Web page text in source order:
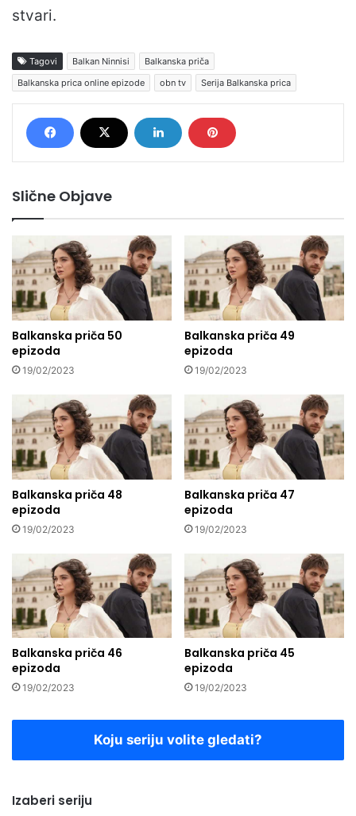
stvari.
Tagovi Balkan Ninnisi
Balkanska priča
Balkanska prica online epizode
obn tv Serija Balkanska prica
Slične Objave
Balkanska priča 50
epizoda
19/02/2023
Balkanska priča 49
epizoda
19/02/2023
Balkanska priča 48
epizoda
19/02/2023
Balkanska priča 47
epizoda
19/02/2023
Balkanska priča 46
epizoda
19/02/2023
Balkanska priča 45
epizoda
19/02/2023
Koju seriju volite gledati?
Izaberi seriju